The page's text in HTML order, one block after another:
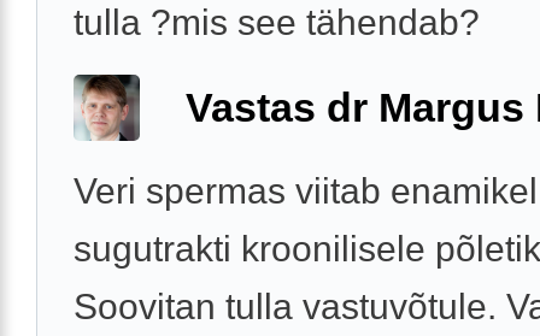
tulla ?mis see tähendab?
Vastas dr Margus
Veri spermas viitab
sugutrakti kroonilisele
Soovitan tulla vastuvõtule.